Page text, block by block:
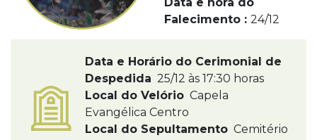
Falecimento : 24/12
Data e Horário do Cerimonial de
Despedida 25/12 às 17:30 horas
Local do Velório Capela
Evangélica Centro
Local do Sepultamento Cemitério